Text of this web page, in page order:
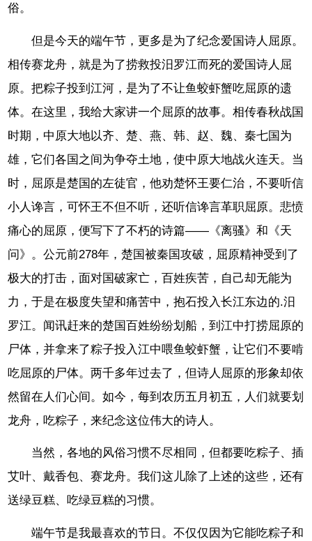
俗。
但是今天的端午节，更多是为了纪念爱国诗人屈原。
相传赛龙舟，就是为了捞救投汨罗江而死的爱国诗人屈
原。把粽子投到江河，是为了不让鱼蛟虾蟹吃屈原的遗
体。在这里，我给大家讲一个屈原的故事。相传春秋战国
时期，中原大地以齐、楚、燕、韩、赵、魏、秦七国为
雄，它们各国之间为争夺土地，使中原大地战火连天。当
时，屈原是楚国的左徒官，他劝楚怀王要仁治，不要听信
小人谗言，可怀王不但不听，还听信谗言革职屈原。悲愤
痛心的屈原，便写下了不朽的诗篇——《离骚》和《天
问》。公元前278年，楚国被秦国攻破，屈原精神受到了
极大的打击，面对国破家亡，百姓疾苦，自己却无能为
力，于是在极度失望和痛苦中，抱石投入长江东边的.汨
罗江。闻讯赶来的楚国百姓纷纷划船，到江中打捞屈原的
尸体，并拿来了粽子投入江中喂鱼蛟虾蟹，让它们不要啃
吃屈原的尸体。两千多年过去了，但诗人屈原的形象却依
然留在人们心间。如今，每到农历五月初五，人们就要划
龙舟，吃粽子，来纪念这位伟大的诗人。
当然，各地的风俗习惯不尽相同，但都要吃粽子、插
艾叶、戴香包、赛龙舟。我们这儿除了上述的这些，还有
送绿豆糕、吃绿豆糕的习惯。
端午节是我最喜欢的节日。不仅仅因为它能吃粽子和